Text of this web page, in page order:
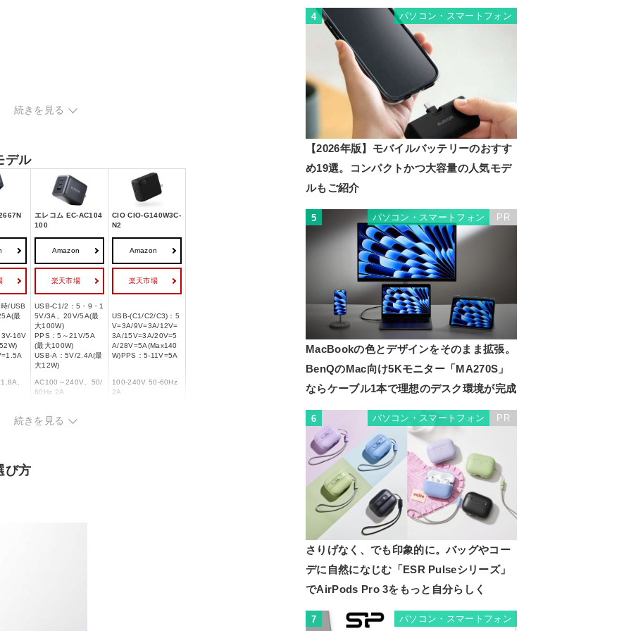
続きを見る
デル
エレコム EC-AC104
100
CIO CIO-G140W3C-
N2
Amazon
楽天市場
Amazon
楽天市場
/USB
最
16V
USB-C1/2：5・9・1
5V/3A、20V/5A(最
大100W)
PPS：5～21V/5A
(最大100W)
USB-A：5V/2.4A(最
大12W)
USB-(C1/C2/C3)：5
V=3A/9V=3A/12V=
3A/15V=3A/20V=5
A/28V=5A(Max140
W)PPS：5-11V=5A
、
AC100～240V、50/
60Hz 2A
100-240V 50-60Hz
2A
USB Type-C×2
続きを見る
び方
4 パソコン・スマートフォン
【2026年版】モバイルバッテリーのおすす
め19選。コンパクトかつ大容量の人気モデ
ルもご紹介
5 パソコン・スマートフォン PR
MacBookの色とデザインをそのまま拡張。
BenQのMac向け5Kモニター「MA270S」
ならケーブル1本で理想のデスク環境が完成
6 パソコン・スマートフォン PR
さりげなく、でも印象的に。バッグやコー
デに自然になじむ「ESR Pulseシリーズ」
でAirPods Pro 3をもっと自分らしく
7 パソコン・スマートフォン